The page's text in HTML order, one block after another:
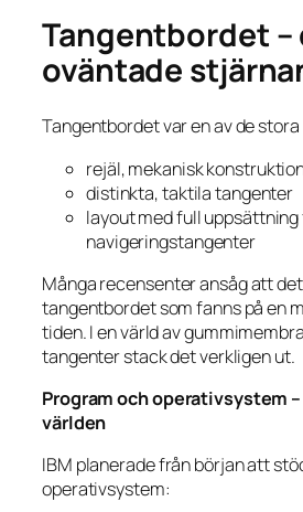
Tangentbordet –
oväntade
Tangentbordet var en av de stora
rejäl, mekanisk
distinkta, taktila tangenter
layout med full
navigeringstangenter
Många recensenter ansåg att
tangentbordet som fanns på en
tiden. I en värld av
tangenter stack det verkligen ut.
Program och operativsystem
världen
IBM planerade från början att
operativsystem: